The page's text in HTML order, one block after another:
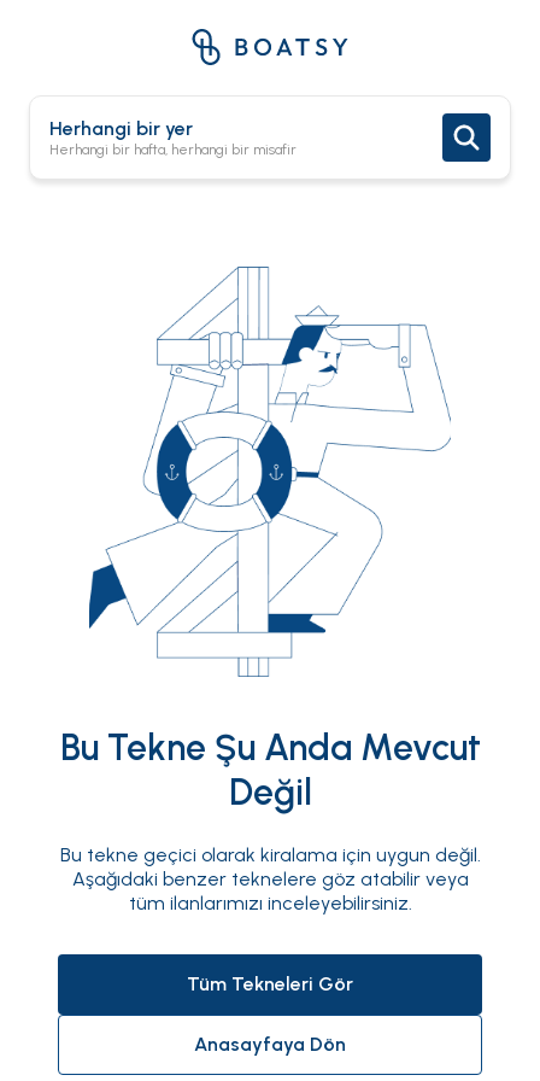
Herhangi bir yer
Herhangi bir hafta, herhangi bir misafir
Bu Tekne Şu Anda Mevcut
Değil
Bu tekne geçici olarak kiralama için uygun değil.
Aşağıdaki benzer teknelere göz atabilir veya
tüm ilanlarımızı inceleyebilirsiniz.
Tüm Tekneleri Gör
Anasayfaya Dön